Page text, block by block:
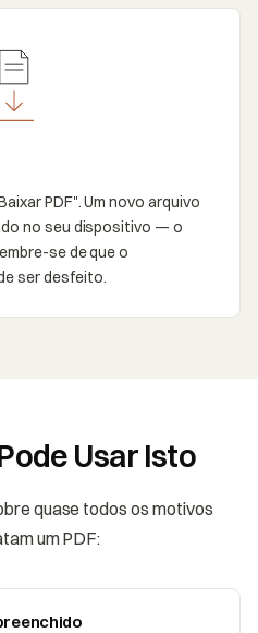
PDF". Um novo arquivo
no seu dispositivo — o
se de que o
ser desfeito.
Usar Isto
quase todos os motivos
um PDF: